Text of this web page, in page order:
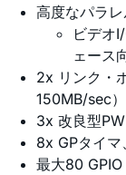
高度なパラ
ビデオ
ェース
2x リンク・
150MB/sec）
3x 改良型
8x GPタイマ
最大80